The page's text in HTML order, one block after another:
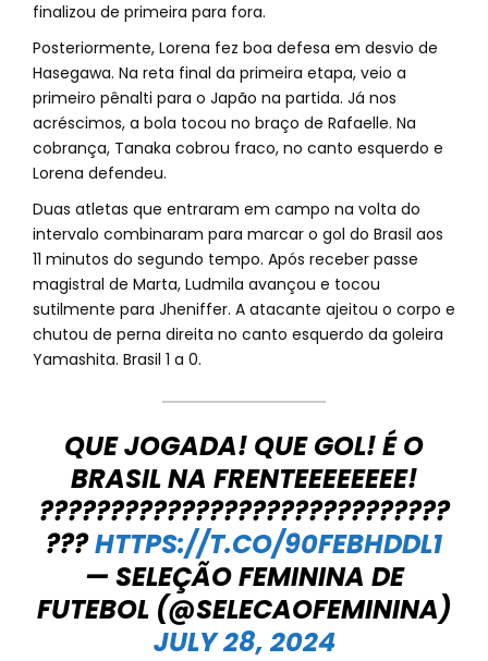
finalizou de primeira para fora.
Posteriormente, Lorena fez boa defesa em desvio de
Hasegawa. Na reta final da primeira etapa, veio a
primeiro pênalti para o Japão na partida. Já nos
acréscimos, a bola tocou no braço de Rafaelle. Na
cobrança, Tanaka cobrou fraco, no canto esquerdo e
Lorena defendeu.
Duas atletas que entraram em campo na volta do
intervalo combinaram para marcar o gol do Brasil aos
11 minutos do segundo tempo. Após receber passe
magistral de Marta, Ludmila avançou e tocou
sutilmente para Jheniffer. A atacante ajeitou o corpo e
chutou de perna direita no canto esquerdo da goleira
Yamashita. Brasil 1 a 0.
QUE JOGADA! QUE GOL! É O
BRASIL NA FRENTEEEEEEEE!
?????????????????????????????
???HTTPS://T.CO/90FEBHDDL1
— SELEÇÃO FEMININA DE
FUTEBOL (@SELECAOFEMININA)
JULY 28, 2024